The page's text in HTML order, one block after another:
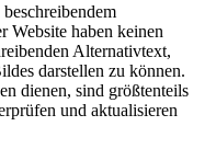
Website haben keinen
Alternativtext,
darstellen zu können.
dienen, sind größtenteils
und aktualisieren